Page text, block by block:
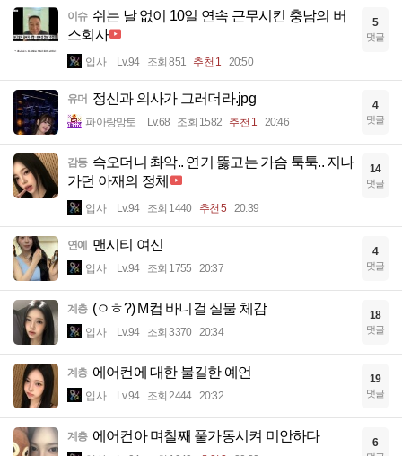
이슈 쉬는 날 없이 10일 연속 근무시킨 충남의 버
스회사
입사 Lv.94 조회 851 추천 1 20:50
5
댓글
유머 정신과 의사가 그러더라.jpg
파아랑망토 Lv.68 조회 1582 추천 1 20:46
4
댓글
감동 슥오더니 촤악.. 연기 뚫고는 가슴 툭툭.. 지나
가던 아재의 정체
입사 Lv.94 조회 1440 추천 5 20:39
14
댓글
연예 맨시티 여신
입사 Lv.94 조회 1755 20:37
4
댓글
계층 (ㅇㅎ?) M컵 바니걸 실물 체감
입사 Lv.94 조회 3370 20:34
18
댓글
계층 에어컨에 대한 불길한 예언
입사 Lv.94 조회 2444 20:32
19
댓글
계층 에어컨아 며칠째 풀가동시켜 미안하다 6